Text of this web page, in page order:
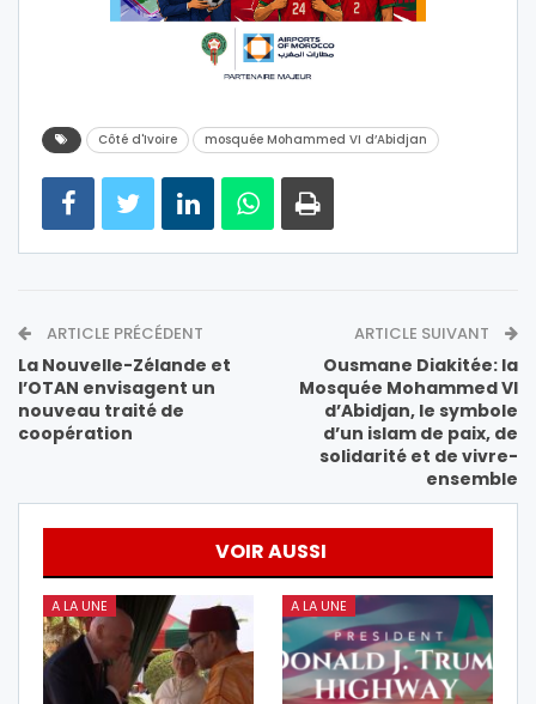
Côté d'Ivoire mosquée Mohammed VI d’Abidjan
ARTICLE PRÉCÉDENT
La Nouvelle-Zélande et
l’OTAN envisagent un
nouveau traité de
coopération
ARTICLE SUIVANT
Ousmane Diakitée: la
Mosquée Mohammed VI
d’Abidjan, le symbole
d’un islam de paix, de
solidarité et de vivre-
ensemble
VOIR AUSSI
A LA UNE A LA UNE